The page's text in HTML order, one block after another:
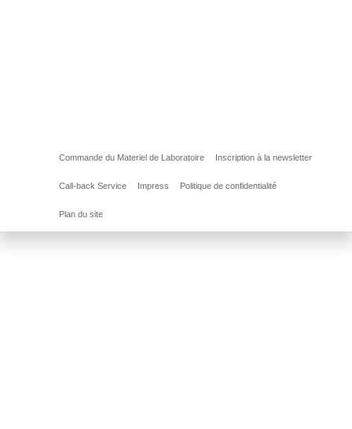
Commande du Materiel de Laboratoire Inscription à la newsletter
Call-back Service Impress Politique de confidentialité
Plan du site